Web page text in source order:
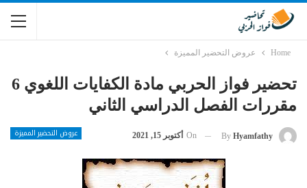
Home عروض التحضير المميزة
تحضير فواز الحربي مادة الكفايات اللغوي 6
مقررات الفصل الدراسي الثاني
عروض التحضير المميزة By Hyamfathy
On أكتوبر 15, 2021